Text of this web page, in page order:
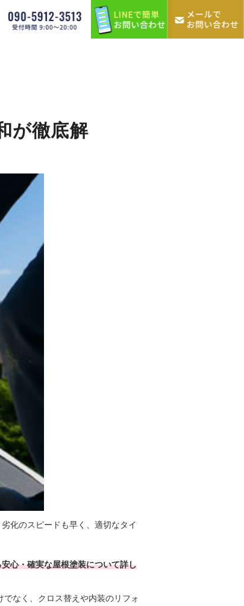
が徹底解
化のスピードも早く、適切なタイ
心・確実な屋根塗装について詳し
なく、クロス替えや内装のリフォ